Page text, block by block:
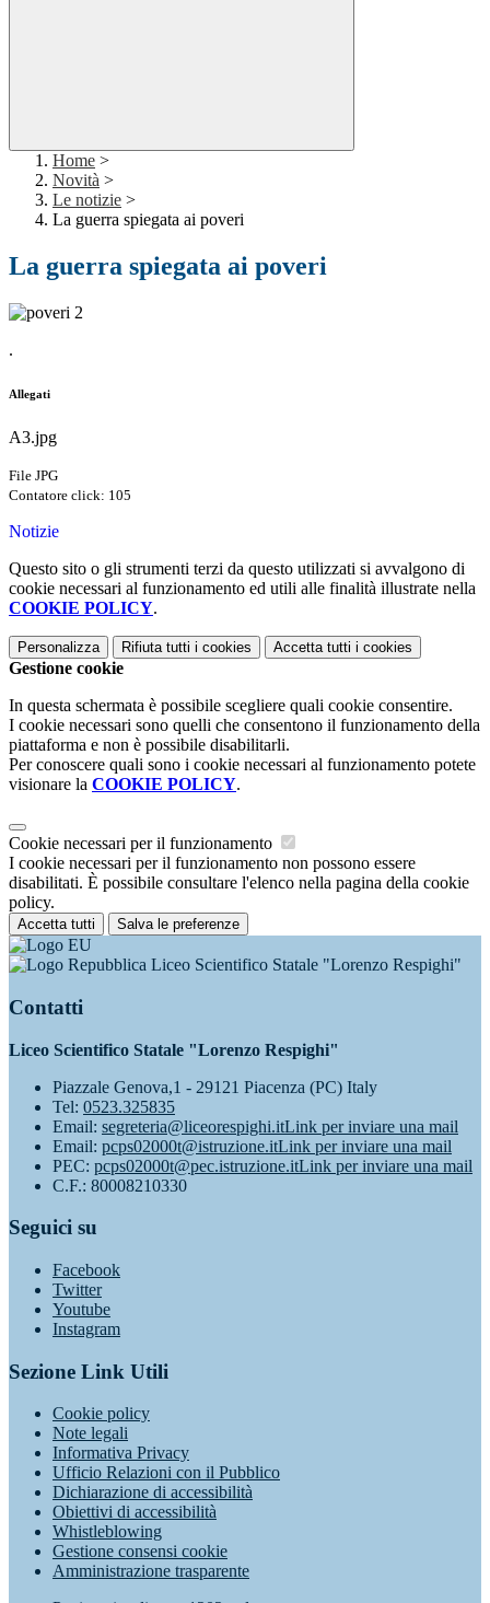
Home >
Novità >
Le notizie >
La guerra spiegata ai poveri
La guerra spiegata ai poveri
.
Allegati
A3.jpg
File JPG
Contatore click: 105
Notizie
Questo sito o gli strumenti terzi da questo utilizzati si avvalgono di
cookie necessari al funzionamento ed utili alle finalità illustrate nella
COOKIE POLICY.
Personalizza Rifiuta tutti i cookies Accetta tutti i cookies
Gestione cookie
In questa schermata è possibile scegliere quali cookie consentire.
I cookie necessari sono quelli che consentono il funzionamento della
piattaforma e non è possibile disabilitarli.
Per conoscere quali sono i cookie necessari al funzionamento potete
visionare la COOKIE POLICY.
Cookie necessari per il funzionamento
I cookie necessari per il funzionamento non possono essere
disabilitati. È possibile consultare l'elenco nella pagina della cookie
policy.
Accetta tutti Salva le preferenze
Liceo Scientifico Statale "Lorenzo Respighi"
Contatti
Liceo Scientifico Statale "Lorenzo Respighi"
Piazzale Genova,1 - 29121 Piacenza (PC) Italy
Tel: 0523.325835
Email: segreteria@liceorespighi.itLink per inviare una mail
Email: pcps02000t@istruzione.itLink per inviare una mail
PEC: pcps02000t@pec.istruzione.itLink per inviare una mail
C.F.: 80008210330
Seguici su
Facebook
Twitter
Youtube
Instagram
Sezione Link Utili
Cookie policy
Note legali
Informativa Privacy
Ufficio Relazioni con il Pubblico
Dichiarazione di accessibilità
Obiettivi di accessibilità
Whistleblowing
Gestione consensi cookie
Amministrazione trasparente